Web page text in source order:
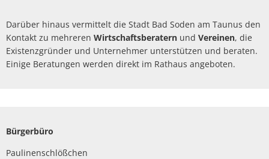
Darüber hinaus vermittelt die Stadt Bad Soden am Taunus den
Kontakt zu mehreren Wirtschaftsberatern und Vereinen, die
Existenzgründer und Unternehmer unterstützen und beraten.
Einige Beratungen werden direkt im Rathaus angeboten.
Bürgerbüro
Paulinenschlößchen